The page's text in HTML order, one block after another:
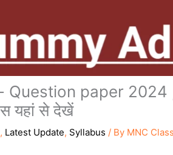
paper 2024 ;
यहां से देखें
, Latest Update, Syllabus / By MNC